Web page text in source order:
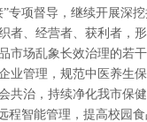
专项督导，继续开展深
者、经营者、获利者，
市场乱象长效治理的若
业管理，规范中医养生
共治，持续净化我市保
程智能管理，提高校园